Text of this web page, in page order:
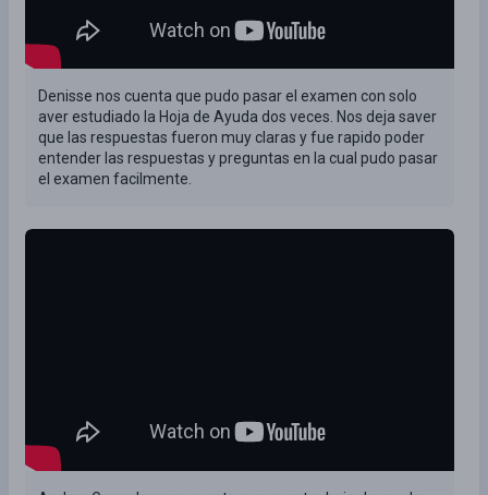
Denisse nos cuenta que pudo pasar el examen con solo
aver estudiado la Hoja de Ayuda dos veces. Nos deja saver
que las respuestas fueron muy claras y fue rapido poder
entender las respuestas y preguntas en la cual pudo pasar
el examen facilmente.